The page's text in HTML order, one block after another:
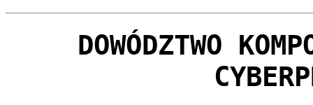
DOWÓDZTWO